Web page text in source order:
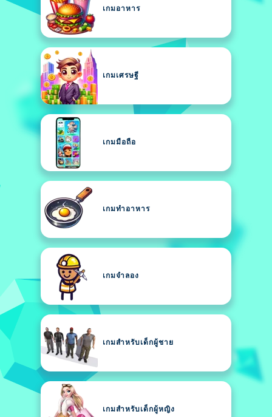
เกมอาหาร
เกมเศรษฐี
เกมมือถือ
เกมทำอาหาร
เกมจำลอง
เกมสำหรับเด็กผู้ชาย
เกมสำหรับเด็กผู้หญิง